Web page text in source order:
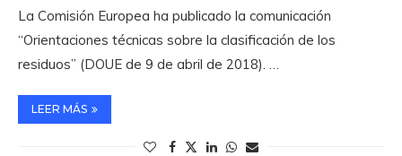
La Comisión Europea ha publicado la comunicación
“Orientaciones técnicas sobre la clasificación de los
residuos” (DOUE de 9 de abril de 2018). …
LEER MÁS